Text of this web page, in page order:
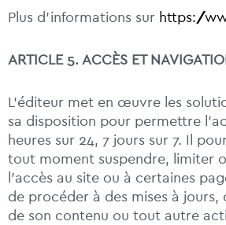
Plus d’informations sur https://
ARTICLE 5. ACCÈS ET
L’éditeur met en œuvre les
sa disposition pour permettre
heures sur 24, 7 jours sur 7. Il
tout moment suspendre, limiter
l’accès au site ou à certaines
de procéder à des mises à jours,
de son contenu ou tout autre